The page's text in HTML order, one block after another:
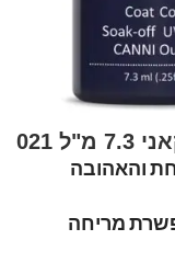
והאהובה
מריחה